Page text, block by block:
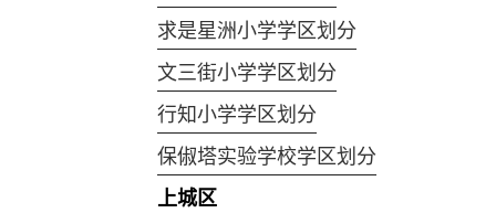
求是星洲小学学区划分
文三街小学学区划分
行知小学学区划分
保俶塔实验学校学区划分
上城区